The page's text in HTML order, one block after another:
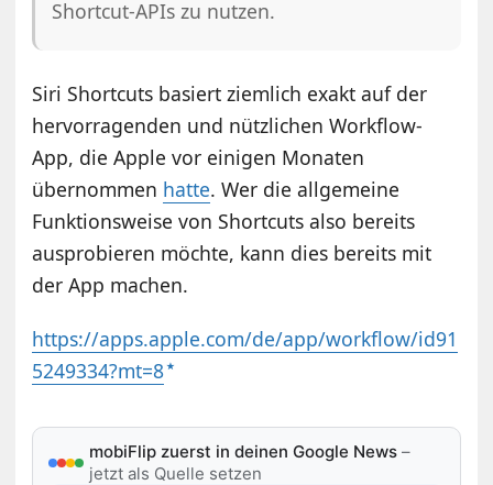
Shortcut-APIs zu nutzen.
Siri Shortcuts basiert ziemlich exakt auf der
hervorragenden und nützlichen Workflow-
App, die Apple vor einigen Monaten
übernommen hatte. Wer die allgemeine
Funktionsweise von Shortcuts also bereits
ausprobieren möchte, kann dies bereits mit
der App machen.
https://apps.apple.com/de/app/workflow/id91
5249334?mt=8
mobiFlip zuerst in deinen Google News –
jetzt als Quelle setzen